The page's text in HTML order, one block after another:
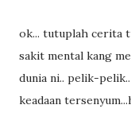
ok... tutuplah cerita
sakit mental kang
dunia ni.. pelik-
keadaan